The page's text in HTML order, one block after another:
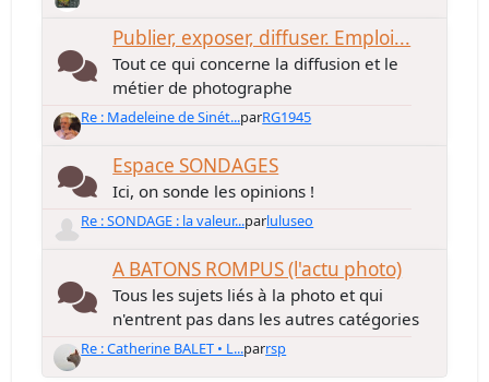
Publier, exposer, diffuser. Emploi...
Tout ce qui concerne la diffusion et le
métier de photographe
Re : Madeleine de Sinét...parRG1945
Espace SONDAGES
Ici, on sonde les opinions !
Re : SONDAGE : la valeur...parluluseo
A BATONS ROMPUS (l'actu photo)
Tous les sujets liés à la photo et qui
n'entrent pas dans les autres catégories
Re : Catherine BALET • L...parrsp